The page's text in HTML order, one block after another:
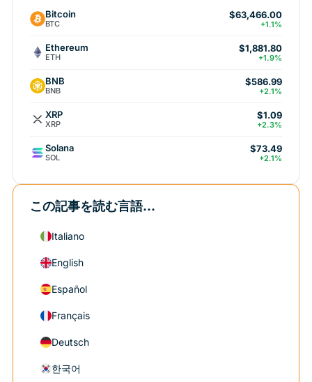
Bitcoin
BTC
$63,466.00
+1.1%
Ethereum
ETH
$1,881.80
+1.9%
BNB
BNB
$586.99
+2.1%
XRP
XRP
$1.09
+2.3%
Solana
SOL
$73.49
+2.1%
この記事を読む言語...
Italiano
English
Español
Français
Deutsch
한국어